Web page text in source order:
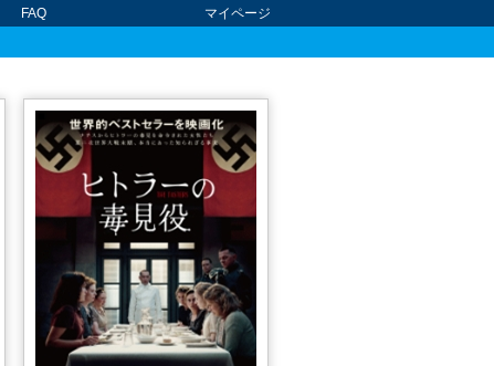
FAQ
マイページ